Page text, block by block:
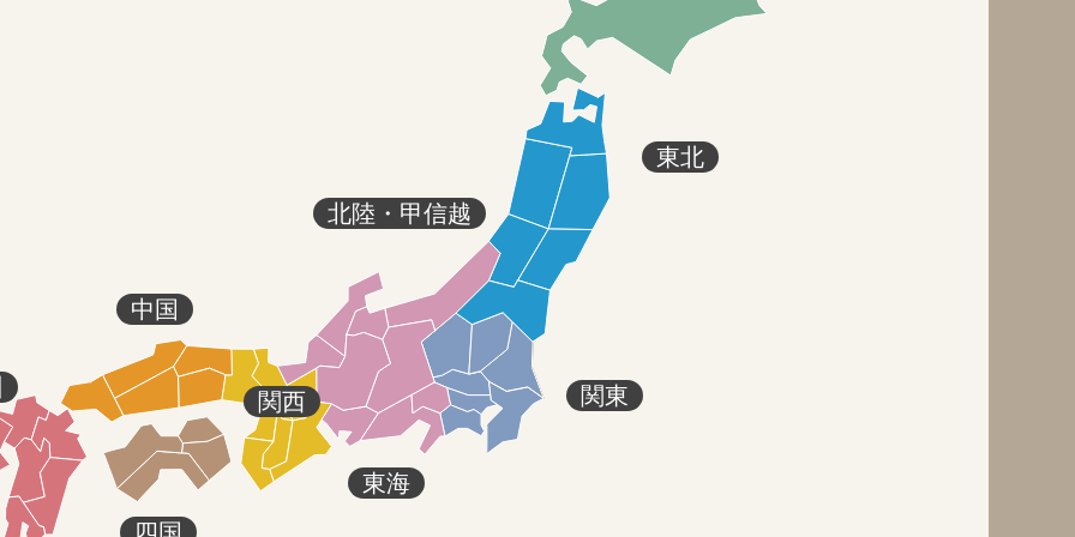
東北
関東
北陸・甲信越
東海
関西
中国